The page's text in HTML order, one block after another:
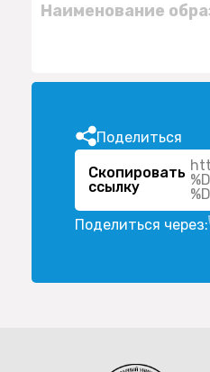
Наименование
Поделиться
Скопировать
ссылку
Поделиться через: